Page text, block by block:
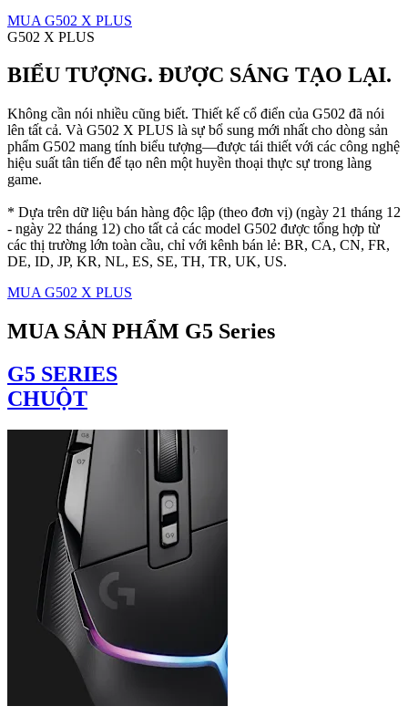
MUA G502 X PLUS
G502 X PLUS
BIỂU TƯỢNG. ĐƯỢC SÁNG TẠO LẠI.
Không cần nói nhiều cũng biết. Thiết kế cổ điển của G502 đã nói
lên tất cả. Và G502 X PLUS là sự bổ sung mới nhất cho dòng sản
phẩm G502 mang tính biểu tượng—được tái thiết với các công nghệ
hiệu suất tân tiến để tạo nên một huyền thoại thực sự trong làng
game.
* Dựa trên dữ liệu bán hàng độc lập (theo đơn vị) (ngày 21 tháng 12
- ngày 22 tháng 12) cho tất cả các model G502 được tổng hợp từ
các thị trường lớn toàn cầu, chỉ với kênh bán lẻ: BR, CA, CN, FR,
DE, ID, JP, KR, NL, ES, SE, TH, TR, UK, US.
MUA G502 X PLUS
MUA SẢN PHẨM G5 Series
G5 SERIES
CHUỘT